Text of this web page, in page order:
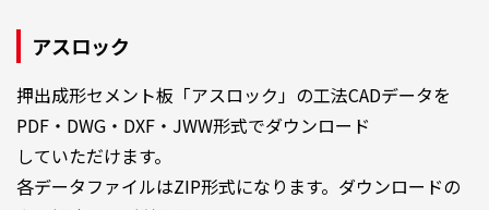
アスロック
押出成形セメント板「アスロック」の工法CADデータを
PDF・DWG・DXF・JWW形式でダウンロード
していただけます。
各データファイルはZIP形式になります。ダウンロードの